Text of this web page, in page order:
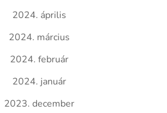
2024. április
2024. március
2024. február
2024. január
2023. december